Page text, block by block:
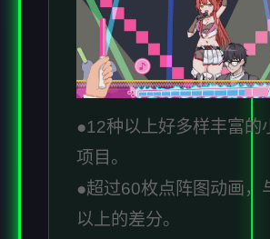
●12种以上好多样丰富的
项目。
●超过60枚点阵图动画，
以上的差分。